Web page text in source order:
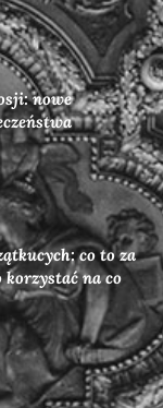
nowe
co to za
na co